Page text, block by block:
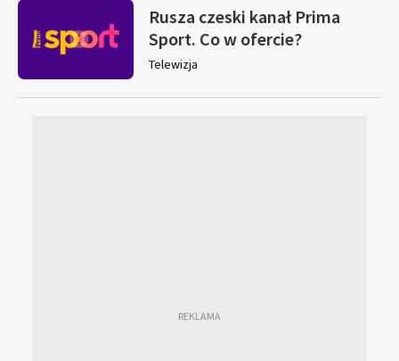
Rusza czeski kanał Prima
Sport. Co w ofercie?
Telewizja